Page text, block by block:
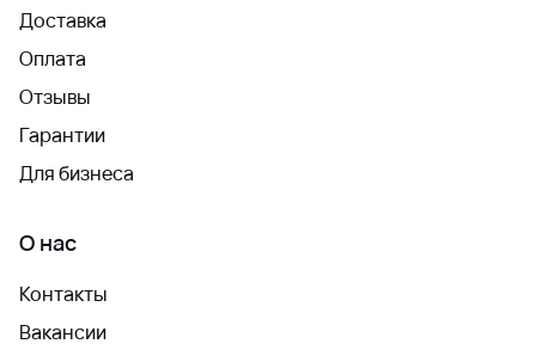
Доставка
Оплата
Отзывы
Гарантии
Для бизнеса
О нас
Контакты
Вакансии